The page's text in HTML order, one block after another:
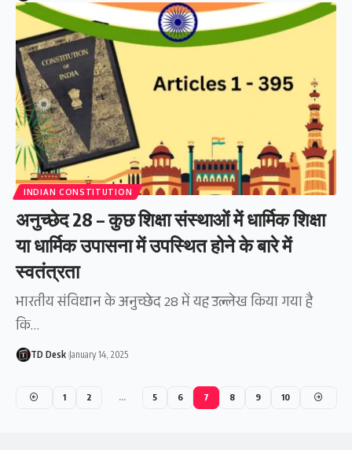
INDIAN CONSTITUTION
अनुच्छेद 28 – कुछ शिक्षा संस्थाओं में धार्मिक शिक्षा
या धार्मिक उपासना में उपस्थित होने के बारे में
स्वतंत्रता
भारतीय संविधान के अनुच्छेद 28 में यह उल्लेख किया गया है
कि…
TD Desk January 14, 2025
1 2 … 5 6 7 8 9 10